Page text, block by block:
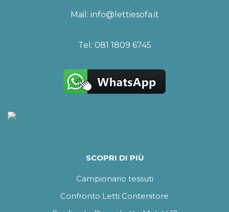
Mail: info@lettiesofa.it
Tel: 081 1809 6745
SCOPRI DI PIÙ
Campionario tessuti
Confronto Letti Contenitore